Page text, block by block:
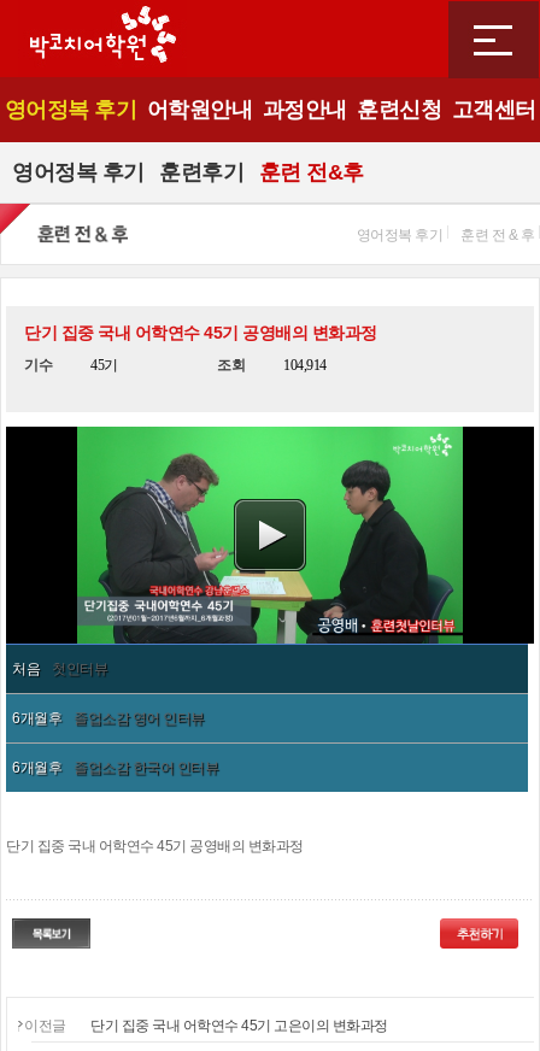
영어정복 후기 어학원안내 과정안내 훈련신청 고객센터
영어정복 후기 훈련후기 훈련 전&후
영어정복 후기 훈련 전 & 후
단기 집중 국내 어학연수 45기 공영배의 변화과정
기수 45기 조회 104,914
처음 첫인터뷰
6개월후 졸업소감 영어 인터뷰
6개월후 졸업소감 한국어 인터뷰
단기 집중 국내 어학연수 45기 공영배의 변화과정
이전글 단기 집중 국내 어학연수 45기 고은이의 변화과정